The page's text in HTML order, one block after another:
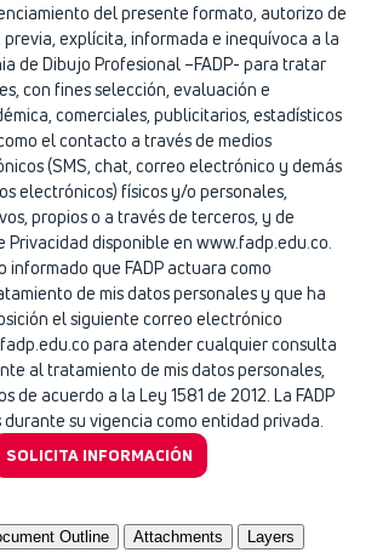
del presente formato, autorizo de
explícita, informada e inequívoca a la
de Dibujo Profesional –FADP- para tratar
con fines selección, evaluación e
comerciales, publicitarios, estadísticos
el contacto a través de medios
(SMS, chat, correo electrónico y demás
electrónicos) físicos y/o personales,
propios o a través de terceros, y de
Privacidad disponible en www.fadp.edu.co.
informado que FADP actuara como
de mis datos personales y que ha
el siguiente correo electrónico
para atender cualquier consulta
al tratamiento de mis datos personales,
de acuerdo a la Ley 1581 de 2012. La FADP
su vigencia como entidad privada.
SOLICITA INFORMACIÓN